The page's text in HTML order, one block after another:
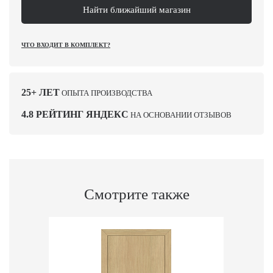
Найти ближайший магазин
ЧТО ВХОДИТ В КОМПЛЕКТ?
25+ ЛЕТ ОПЫТА ПРОИЗВОДСТВА
4.8 РЕЙТИНГ ЯНДЕКС НА ОСНОВАНИИ ОТЗЫВОВ
Смотрите также